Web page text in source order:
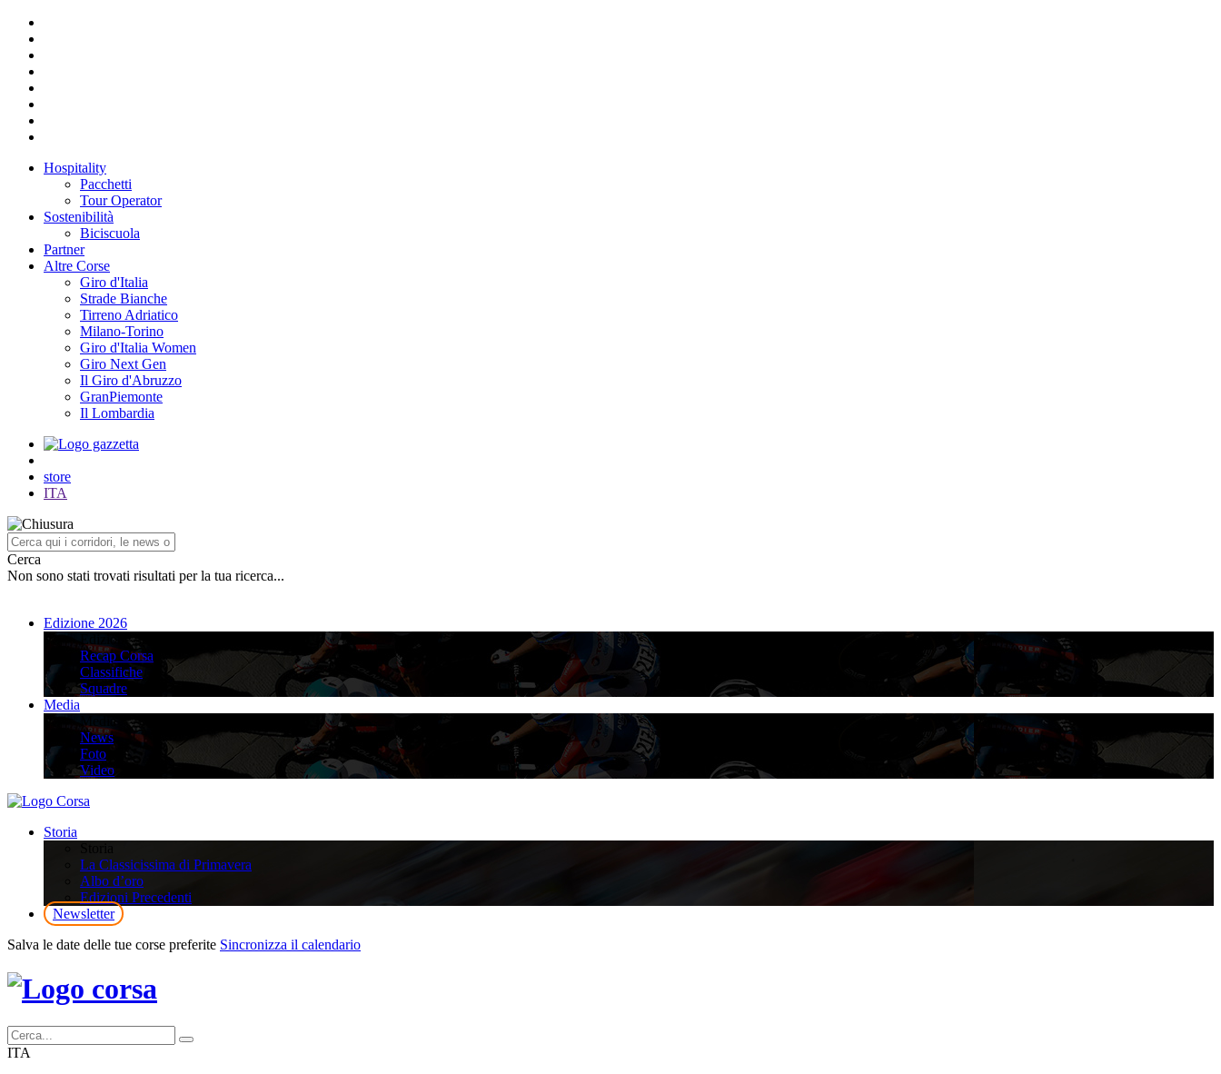
Hospitality
Pacchetti
Tour Operator
Sostenibilità
Biciscuola
Partner
Altre Corse
Giro d'Italia
Strade Bianche
Tirreno Adriatico
Milano-Torino
Giro d'Italia Women
Giro Next Gen
Il Giro d'Abruzzo
GranPiemonte
Il Lombardia
store
ITA
Cerca
Non sono stati trovati risultati per la tua ricerca...
Edizione 2026
Edizione 2026
Recap Corsa
Classifiche
Squadre
Media
Media
News
Foto
Video
Storia
La Classicissima di Primavera
Albo d’oro
Edizioni Precedenti
Newsletter
Salva le date delle tue corse preferite Sincronizza il calendario
ITA